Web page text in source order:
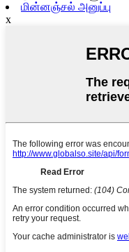
மின்னஞ்சல் அனுப்பு
x